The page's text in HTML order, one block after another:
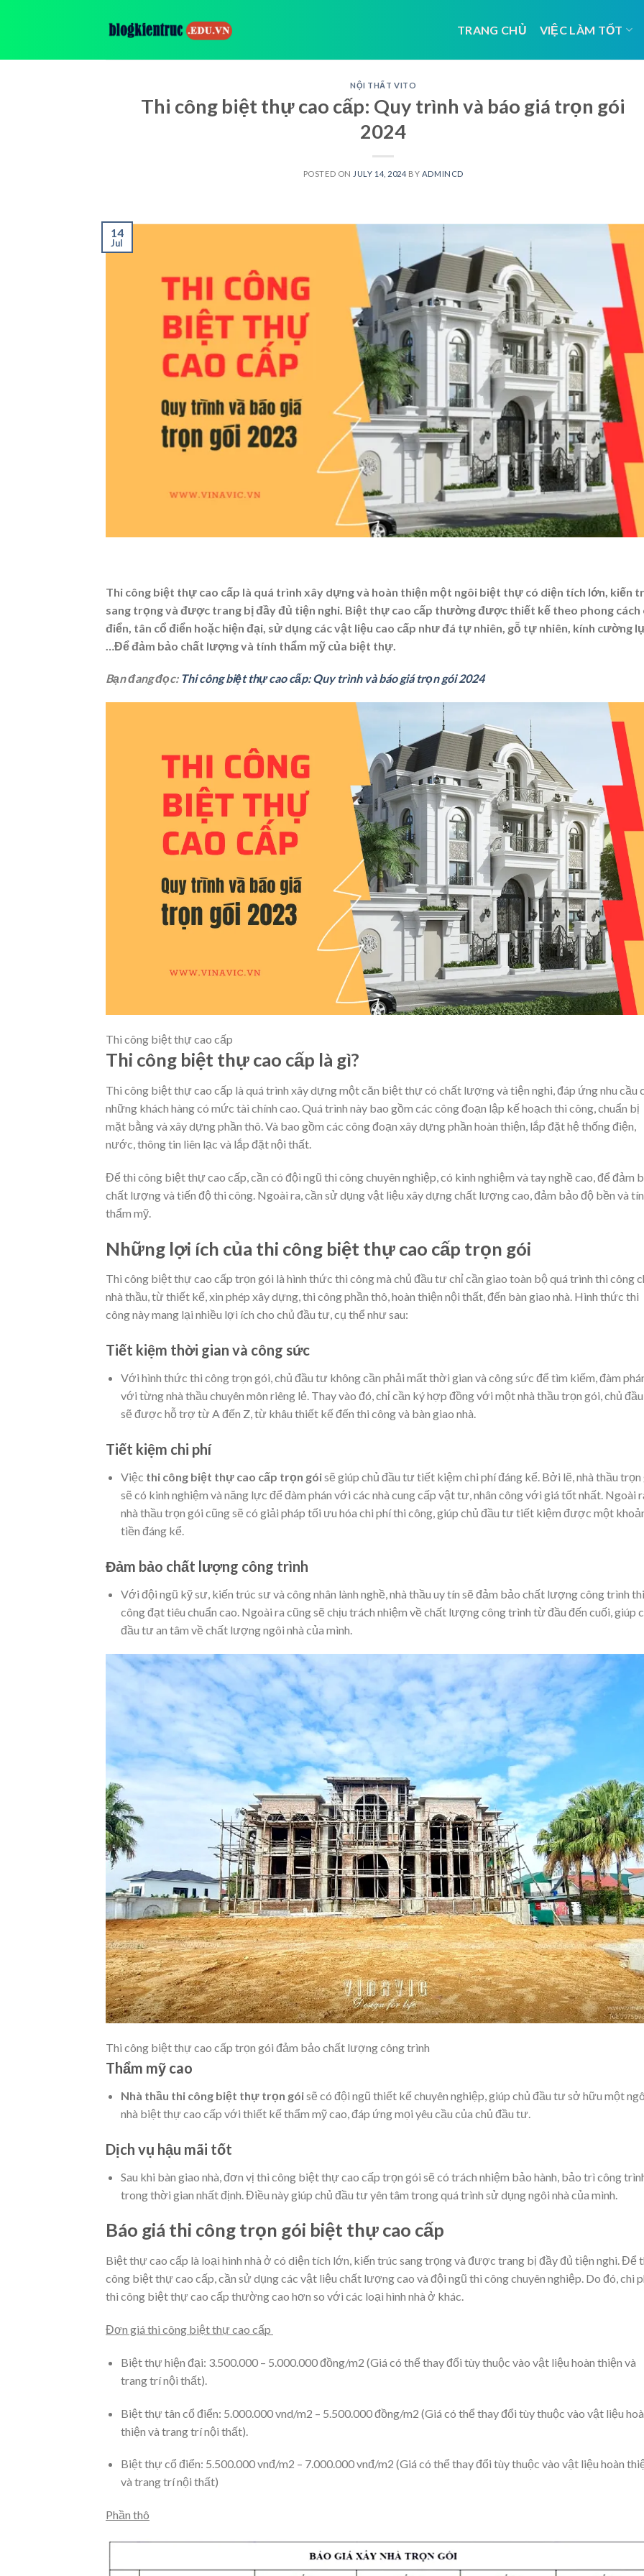
TRANG CHỦ VIỆC LÀM TỐT
NỘI THẤT VITO
Thi công biệt thự cao cấp: Quy trình và báo giá trọn gói
2024
POSTED ON JULY 14, 2024 BY ADMINCD
14
Jul
Thi công biệt thự cao cấp là quá trình xây dựng và hoàn thiện một ngôi biệt thự có diện tích lớn, kiến
sang trọng và được trang bị đầy đủ tiện nghi. Biệt thự cao cấp thường được thiết kế theo phong cách
điển, tân cổ điển hoặc hiện đại, sử dụng các vật liệu cao cấp như đá tự nhiên, gỗ tự nhiên, kính cường
…Để đảm bảo chất lượng và tính thẩm mỹ của biệt thự.
Bạn đang đọc: Thi công biệt thự cao cấp: Quy trình và báo giá trọn gói 2024
Thi công biệt thự cao cấp
Thi công biệt thự cao cấp là gì?
Thi công biệt thự cao cấp là quá trình xây dựng một căn biệt thự có chất lượng và tiện nghi, đáp ứng nhu cầu
những khách hàng có mức tài chính cao. Quá trình này bao gồm các công đoạn lập kế hoạch thi công, chuẩn bị
mặt bằng và xây dựng phần thô. Và bao gồm các công đoạn xây dựng phần hoàn thiện, lắp đặt hệ thống điện,
nước, thông tin liên lạc và lắp đặt nội thất.
Để thi công biệt thự cao cấp, cần có đội ngũ thi công chuyên nghiệp, có kinh nghiệm và tay nghề cao, để đảm
chất lượng và tiến độ thi công. Ngoài ra, cần sử dụng vật liệu xây dựng chất lượng cao, đảm bảo độ bền và
thẩm mỹ.
Những lợi ích của thi công biệt thự cao cấp trọn gói
Thi công biệt thự cao cấp trọn gói là hình thức thi công mà chủ đầu tư chỉ cần giao toàn bộ quá trình thi công
nhà thầu, từ thiết kế, xin phép xây dựng, thi công phần thô, hoàn thiện nội thất, đến bàn giao nhà. Hình thức thi
công này mang lại nhiều lợi ích cho chủ đầu tư, cụ thể như sau:
Tiết kiệm thời gian và công sức
Với hình thức thi công trọn gói, chủ đầu tư không cần phải mất thời gian và công sức để tìm kiếm, đàm
với từng nhà thầu chuyên môn riêng lẻ. Thay vào đó, chỉ cần ký hợp đồng với một nhà thầu trọn gói, chủ
sẽ được hỗ trợ từ A đến Z, từ khâu thiết kế đến thi công và bàn giao nhà.
Tiết kiệm chi phí
Việc thi công biệt thự cao cấp trọn góisẽ giúp chủ đầu tư tiết kiệm chi phí đáng kể. Bởi lẽ, nhà thầu trọn
sẽ có kinh nghiệm và năng lực để đàm phán với các nhà cung cấp vật tư, nhân công với giá tốt nhất. Ngoài
nhà thầu trọn gói cũng sẽ có giải pháp tối ưu hóa chi phí thi công, giúp chủ đầu tư tiết kiệm được một
tiền đáng kể.
Đảm bảo chất lượng công trình
Với đội ngũ kỹ sư, kiến trúc sư và công nhân lành nghề, nhà thầu uy tín sẽ đảm bảo chất lượng công trình thi
công đạt tiêu chuẩn cao. Ngoài ra cũng sẽ chịu trách nhiệm về chất lượng công trình từ đầu đến cuối, giúp
đầu tư an tâm về chất lượng ngôi nhà của mình.
Thi công biệt thự cao cấp trọn gói đảm bảo chất lượng công trình
Thẩm mỹ cao
Nhà thầu thi công biệt thự trọn góisẽ có đội ngũ thiết kế chuyên nghiệp, giúp chủ đầu tư sở hữu một
nhà biệt thự cao cấp với thiết kế thẩm mỹ cao, đáp ứng mọi yêu cầu của chủ đầu tư.
Dịch vụ hậu mãi tốt
Sau khi bàn giao nhà, đơn vị thi công biệt thự cao cấp trọn gói sẽ có trách nhiệm bảo hành, bảo trì công
trong thời gian nhất định. Điều này giúp chủ đầu tư yên tâm trong quá trình sử dụng ngôi nhà của mình.
Báo giá thi công trọn gói biệt thự cao cấp
Biệt thự cao cấp là loại hình nhà ở có diện tích lớn, kiến trúc sang trọng và được trang bị đầy đủ tiện nghi. Để
công biệt thự cao cấp, cần sử dụng các vật liệu chất lượng cao và đội ngũ thi công chuyên nghiệp. Do đó, chi
thi công biệt thự cao cấp thường cao hơn so với các loại hình nhà ở khác.
Đơn giá thi công biệt thự cao cấp
Biệt thự hiện đại: 3.500.000 – 5.000.000 đồng/m2 (Giá có thể thay đổi tùy thuộc vào vật liệu hoàn thiện và
trang trí nội thất).
Biệt thự tân cổ điển: 5.000.000 vnd/m2 – 5.500.000 đồng/m2 (Giá có thể thay đổi tùy thuộc vào vật liệu
thiện và trang trí nội thất).
Biệt thự cổ điển: 5.500.000 vnđ/m2 – 7.000.000 vnđ/m2 (Giá có thể thay đổi tùy thuộc vào vật liệu hoàn
và trang trí nội thất)
Phần thô